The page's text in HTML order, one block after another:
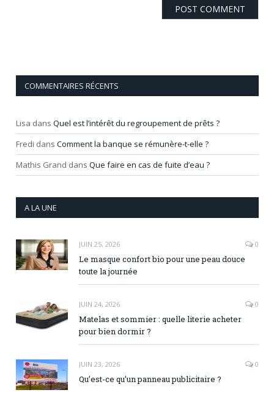
COMMENTAIRES RÉCENTS
Lisa dans Quel est l’intérêt du regroupement de prêts ?
Fredi dans Comment la banque se rémunère-t-elle ?
Mathis Grand dans Que faire en cas de fuite d’eau ?
A LA UNE
JUIN 25, 2026 0
Le masque confort bio pour une peau douce
toute la journée
JUIN 24, 2026 0
Matelas et sommier : quelle literie acheter
pour bien dormir ?
JUIN 23, 2026 0
Qu’est-ce qu’un panneau publicitaire ?